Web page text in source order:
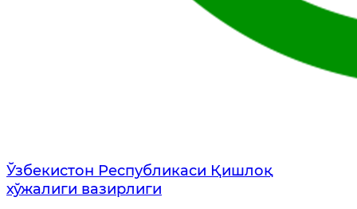
Ўзбекистон Республикаси Қишлоқ
хўжалиги вазирлиги